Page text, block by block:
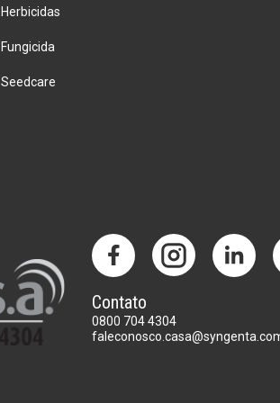
Herbicidas
Fungicida
Seedcare
Contato
0800 704 4304